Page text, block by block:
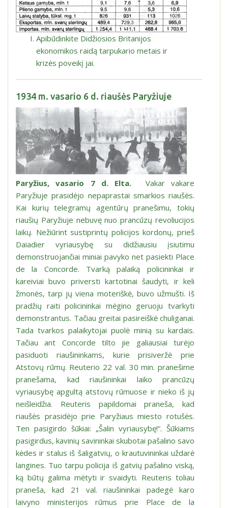
Apibūdinkite Didžiosios Britanijos
ekonomikos raidą tarpukario metais ir
krizės poveikį jai.
1934 m. vasario 6 d. riaušės Paryžiuje
Paryžius, vasario 7 d. Elta.
Vakar vakare
Paryžiuje prasidėjo nepaprastai smarkios riaušės.
Kai kurių telegramų agentūrų pranešimu, tokių
riaušių Paryžiuje nebuvę nuo prancūzų revoliucijos
laikų. Nežiūrint sustiprintų policijos kordonų, prieš
Daiadier vyriausybę su didžiausiu įsiutimu
demonstruojančiai miniai pavyko net pasiekti Place
de la Concorde. Tvarką palaiką policininkai ir
kareiviai buvo priversti kartotinai šaudyti, ir keli
žmonės, tarp jų viena moteriškė, buvo užmušti. Iš
pradžių raiti policininkai mėgino geruoju tvarkyti
demonstrantus. Tačiau greitai pasireiškė chuliganai.
Tada tvarkos palaikytojai puolė minią su kardais.
Tačiau ant Concorde tilto jie galiausiai turėjo
pasiduoti riaušininkams, kurie prisiveržė prie
Atstovų rūmų. Reuterio 22 val. 30 min. pranešime
pranešama, kad riaušininkai laiko prancūzų
vyriausybę apgultą atstovų rūmuose ir nieko iš jų
neišleidžia. Reuteris papildomai praneša, kad
riaušės prasidėjo prie Paryžiaus miesto rotušės.
Ten pasigirdo šūkiai: „Šalin vyriausybę!“. Šūkiams
pasigirdus, kavinių savininkai skubotai pašalino savo
kėdes ir stalus iš šaligatvių, o krautuvininkai uždarė
langines. Tuo tarpu policija iš gatvių pašalino viską,
ką būtų galima mėtyti ir svaidyti. Reuteris toliau
praneša, kad 21 val. riaušininkai padegė karo
laivyno ministerijos rūmus prie Place de la